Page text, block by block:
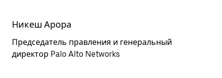
Никеш Арора
Председатель правления и генеральный
директор Palo Alto Networks